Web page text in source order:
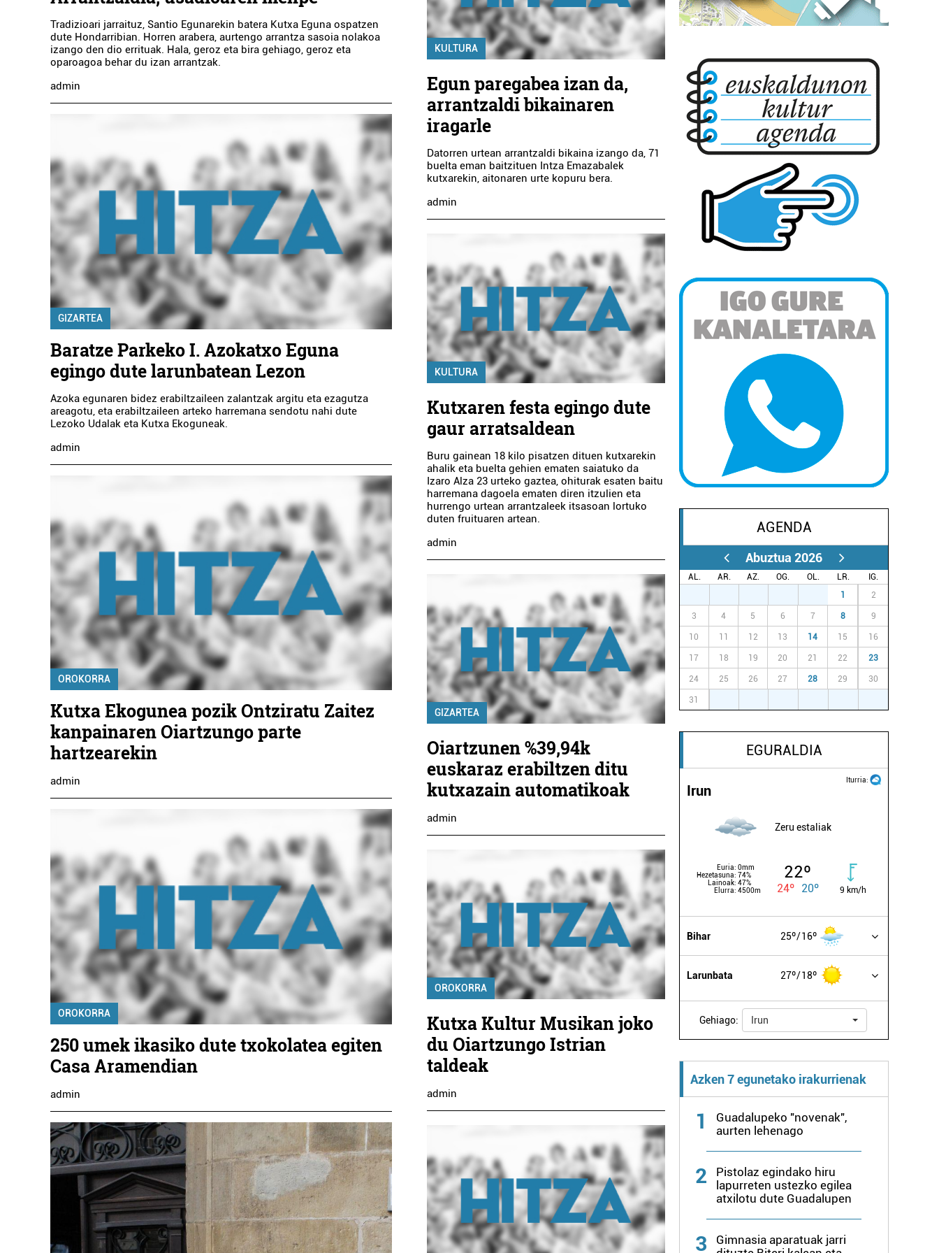
Tradizioari jarraituz, Santio Egunarekin batera Kutxa Eguna ospatzen
dute Hondarribian. Horren arabera, aurtengo arrantza sasoia nolakoa
izango den dio errituak. Hala, geroz eta bira gehiago, geroz eta
oparoagoa behar du izan arrantzak.
admin
GIZARTEA
Baratze Parkeko I. Azokatxo Eguna
egingo dute larunbatean Lezon
Azoka egunaren bidez erabiltzaileen zalantzak argitu eta ezagutza
areagotu, eta erabiltzaileen arteko harremana sendotu nahi dute
Lezoko Udalak eta Kutxa Ekoguneak.
admin
OROKORRA
Kutxa Ekogunea pozik Ontziratu Zaitez
kanpainaren Oiartzungo parte
hartzearekin
admin
OROKORRA
250 umek ikasiko dute txokolatea egiten
Casa Aramendian
admin
KULTURA
Egun paregabea izan da,
arrantzaldi bikainaren
iragarle
Datorren urtean arrantzaldi bikaina izango da, 71
buelta eman baitzituen Intza Emazabalek
kutxarekin, aitonaren urte kopuru bera.
admin
KULTURA
Kutxaren festa egingo dute
gaur arratsaldean
Buru gainean 18 kilo pisatzen dituen kutxarekin
ahalik eta buelta gehien ematen saiatuko da
Izaro Alza 23 urteko gaztea, ohiturak esaten baitu
harremana dagoela ematen diren itzulien eta
hurrengo urtean arrantzaleek itsasoan lortuko
duten fruituaren artean.
admin
GIZARTEA
Oiartzunen %39,94k
euskaraz erabiltzen ditu
kutxazain automatikoak
admin
OROKORRA
Kutxa Kultur Musikan joko
du Oiartzungo Istrian
taldeak
admin
AGENDA
Abuztua 2026
AL. AR. AZ. OG. OL. LR.
IG.
1 2
3 4 5 6 7 8 9
10 11 12 13 14 15 16
17 18 19 20 21 22 23
24 25 26 27 28 29 30
31
EGURALDIA
Iturria:
Irun
Zeru estaliak
Euria: 0mm
Hezetasuna: 74%
Lainoak: 47%
Elurra: 4500m
22º
24º 20º 9 km/h
Bihar 25º 16º
Larunbata 27º 18º
Gehiago: Irun
Azken 7 egunetako irakurrienak
1
Guadalupeko "novenak",
aurten lehenago
2
Pistolaz egindako hiru
lapurreten ustezko egilea
atxilotu dute Guadalupen
3
Gimnasia aparatuak jarri